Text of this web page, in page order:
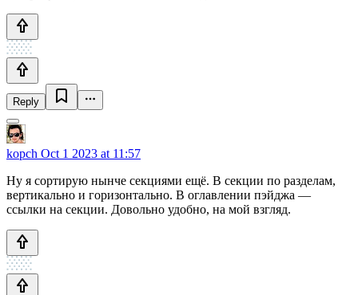
Reply
kopch Oct 1 2023 at 11:57
Ну я сортирую нынче секциями ещё. В секции по разделам,
вертикально и горизонтально. В оглавлении пэйджа —
ссылки на секции. Довольно удобно, на мой взгляд.